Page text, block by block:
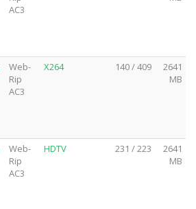
AC3
Web-
Rip
AC3
X264 140 / 409
2641
MB
Web-
Rip
AC3
HDTV 231 / 223
2641
MB